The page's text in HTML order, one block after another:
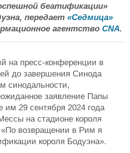
беатификации»
передает «Седмица»
агентство CNA.
на пресс-конференции в
до завершения Синода
синодальности,
заявление Папы
им 29 сентября 2024 года
на стадионе короля
возвращении в Рим я
короля Бодуэна».